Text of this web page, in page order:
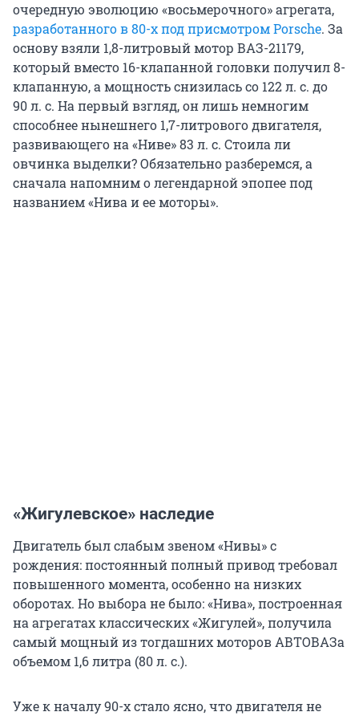
очередную эволюцию «восьмерочного» агрегата,
разработанного в 80-х под присмотром Porsche. За
основу взяли 1,8-литровый мотор ВАЗ-21179,
который вместо 16-клапаннойголовки получил 8-
клапанную, а мощность снизилась со 122 л. с. до
90 л. с. На первый взгляд, он лишь немногим
способнее нынешнего 1,7-литрового двигателя,
развивающего на «Ниве» 83 л. с. Стоила ли
овчинка выделки? Обязательно разберемся, а
сначала напомним о легендарной эпопее под
названием «Нива и ее моторы».
«Жигулевское» наследие
Двигатель был слабым звеном «Нивы» с
рождения: постоянный полный привод требовал
повышенного момента, особенно на низких
оборотах. Но выбора не было: «Нива», построенная
на агрегатах классических «Жигулей», получила
самый мощный из тогдашних моторов АВТОВАЗа
объемом 1,6 литра (80 л. с.).
Уже к началу 90-х стало ясно, что двигателя не